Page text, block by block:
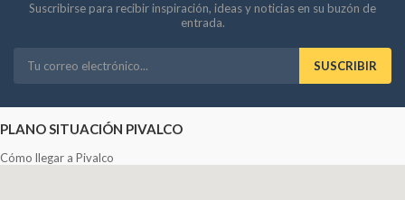
Suscribirse para recibir inspiración, ideas y noticias en su buzón de
entrada.
SUSCRIBIR
PLANO SITUACIÓN PIVALCO
Cómo llegar a Pivalco